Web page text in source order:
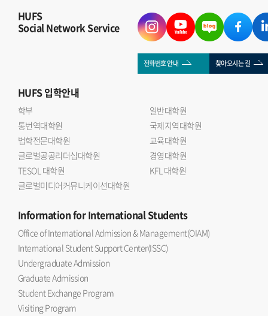
HUFS
Social Network Service
전화번호 안내 찾아오시는 길
HUFS입학안내
학부
일반대학원
통번역대학원
국제지역대학원
법학전문대학원
교육대학원
글로벌공공리더십대학원
경영대학원
TESOL 대학원
KFL 대학원
글로벌미디어커뮤니케이션대학원
Informationfor International Students
Office of International Admission & Management(OIAM)
International Student Support Center(ISSC)
Undergraduate Admission
Graduate Admission
Student Exchange Program
Visiting Program